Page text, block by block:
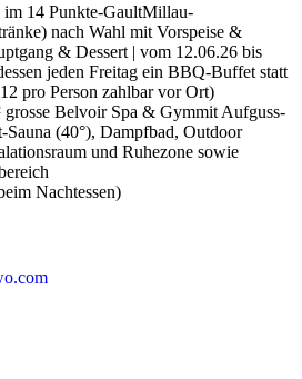
im 14 Punkte-GaultMillau-
nach Wahl mit Vorspeise &
& Dessert | vom 12.06.26 bis
jeden Freitag ein BBQ-Buffet statt
pro Person zahlbar vor Ort)
grosse Belvoir Spa & Gymmit Aufguss-
Sauna (40°), Dampfbad, Outdoor
und Ruhezone sowie
Nachtessen)